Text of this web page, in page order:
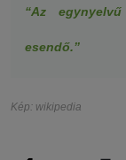
“Az
esendő.”
Kép: wikipedia